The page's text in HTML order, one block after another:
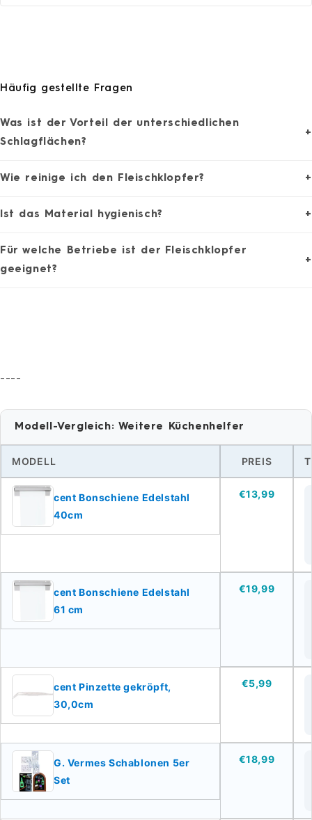
Häufig gestellte Fragen
Was ist der Vorteil der unterschiedlichen
Schlagflächen?
+
Wie reinige ich den Fleischklopfer? +
Ist das Material hygienisch? +
Für welche Betriebe ist der Fleischklopfer
geeignet?
+
----
Modell-Vergleich: Weitere Küchenhelfer
MODELL PREIS
cent Bonschiene Edelstahl
40cm
€13,99
cent Bonschiene Edelstahl
61 cm
€19,99
cent Pinzette gekröpft,
30,0cm
€5,99
G. Vermes Schablonen 5er
Set
€18,99